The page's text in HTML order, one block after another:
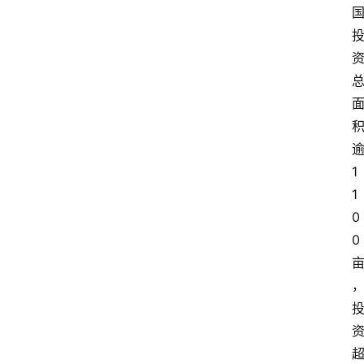
国
投
资
总
面
积
逾
1
1
0
0
亩
，
投
资
超